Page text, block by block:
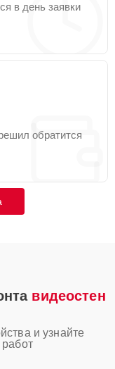
в день заявки
обратится
видеостен
и узнайте